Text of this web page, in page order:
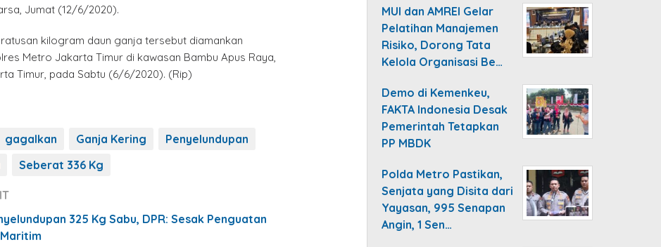
Jumat (12/6/2020).
kilogram daun ganja tersebut diamankan
Metro Jakarta Timur di kawasan Bambu Apus Raya,
Timur, pada Sabtu (6/6/2020). (Rip)
gagalkan Ganja Kering
Penyelundupan
Seberat 336 Kg
325 Kg Sabu, DPR: Sesak Penguatan
MUI dan AMREI Gelar
Pelatihan Manajemen
Risiko, Dorong Tata
Kelola Organisasi Be…
Demo di Kemenkeu,
FAKTA Indonesia Desak
Pemerintah Tetapkan
PP MBDK
Polda Metro Pastikan,
Senjata yang Disita dari
Yayasan, 995 Senapan
Angin, 1 Sen…